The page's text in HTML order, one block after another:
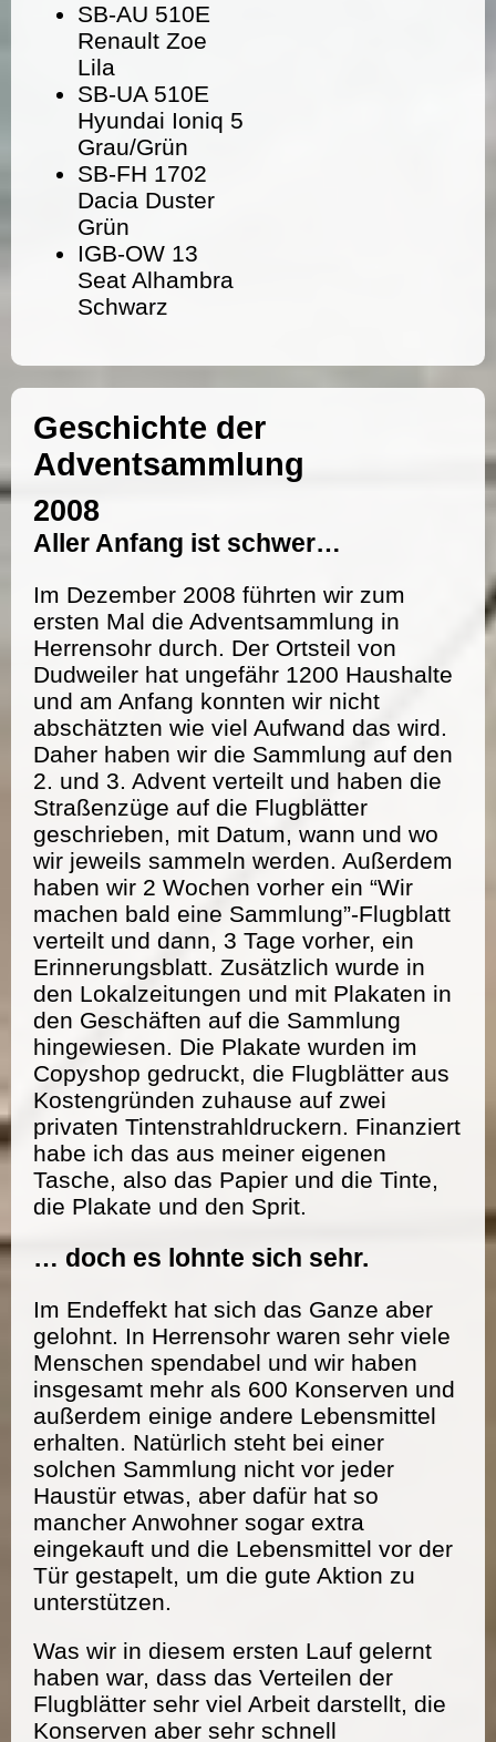
SB-AU 510E
Renault Zoe
Lila
SB-UA 510E
Hyundai Ioniq 5
Grau/Grün
SB-FH 1702
Dacia Duster
Grün
IGB-OW 13
Seat Alhambra
Schwarz
Geschichte der
Adventsammlung
2008
Aller Anfang ist schwer…
Im Dezember 2008 führten wir zum
ersten Mal die Adventsammlung in
Herrensohr durch. Der Ortsteil von
Dudweiler hat ungefähr 1200 Haushalte
und am Anfang konnten wir nicht
abschätzten wie viel Aufwand das wird.
Daher haben wir die Sammlung auf den
2. und 3. Advent verteilt und haben die
Straßenzüge auf die Flugblätter
geschrieben, mit Datum, wann und wo
wir jeweils sammeln werden. Außerdem
haben wir 2 Wochen vorher ein “Wir
machen bald eine Sammlung”-Flugblatt
verteilt und dann, 3 Tage vorher, ein
Erinnerungsblatt. Zusätzlich wurde in
den Lokalzeitungen und mit Plakaten in
den Geschäften auf die Sammlung
hingewiesen. Die Plakate wurden im
Copyshop gedruckt, die Flugblätter aus
Kostengründen zuhause auf zwei
privaten Tintenstrahldruckern. Finanziert
habe ich das aus meiner eigenen
Tasche, also das Papier und die Tinte,
die Plakate und den Sprit.
… doch es lohnte sich sehr.
Im Endeffekt hat sich das Ganze aber
gelohnt. In Herrensohr waren sehr viele
Menschen spendabel und wir haben
insgesamt mehr als 600 Konserven und
außerdem einige andere Lebensmittel
erhalten. Natürlich steht bei einer
solchen Sammlung nicht vor jeder
Haustür etwas, aber dafür hat so
mancher Anwohner sogar extra
eingekauft und die Lebensmittel vor der
Tür gestapelt, um die gute Aktion zu
unterstützen.
Was wir in diesem ersten Lauf gelernt
haben war, dass das Verteilen der
Flugblätter sehr viel Arbeit darstellt, die
Konserven aber sehr schnell